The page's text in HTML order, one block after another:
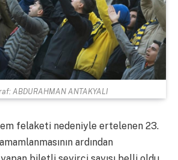
ABDURAHMAN ANTAKYALI
felaketi nedeniyle ertelenen 23.
ardından